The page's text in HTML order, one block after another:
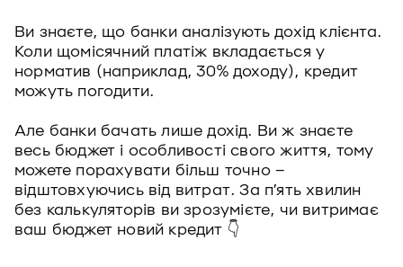
Ви знаєте, що банки аналізують дохід клієнта.
Коли щомісячний платіж вкладається у
норматив (наприклад, 30% доходу), кредит
можуть погодити.
Але банки бачать лише дохід. Ви ж знаєте
весь бюджет і особливості свого життя, тому
можете порахувати більш точно –
відштовхуючись від витрат. За п’ять хвилин
без калькуляторів ви зрозумієте, чи витримає
ваш бюджет новий кредит 👇